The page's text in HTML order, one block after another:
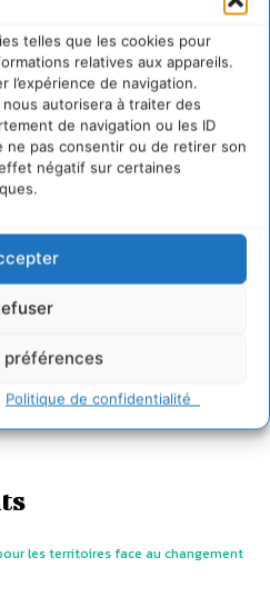
telles que les cookies pour
relatives aux appareils.
l’expérience de navigation.
autorisera à traiter des
de navigation ou les ID
ne pas consentir ou de retirer son
négatif sur certaines
préférences
Politique de confidentialité
les territoires face au changement